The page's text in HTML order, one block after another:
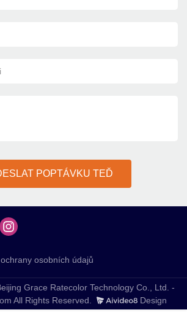
POPTÁVKU TEĎ
osobních údajů
Grace Ratecolor Technology Co., Ltd. -
All Rights Reserved.
Design